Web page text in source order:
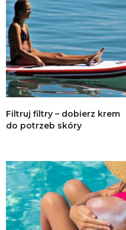
Filtruj filtry – dobierz krem
do potrzeb skóry